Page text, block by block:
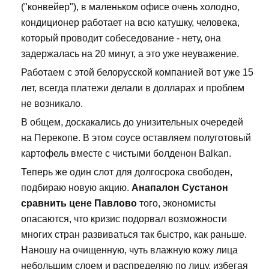
("конвейер"), в маленьком офисе очень холодно,
кондиционер работает на всю катушку, человека,
который проводит собеседование - нету, она
задержалась на 20 минут, а это уже неуважение.
Работаем с этой белорусской компанией вот уже 15
лет, всегда платежи делали в долларах и проблем
не возникало.
В общем, доскакались до унизительных очередей
на Перекопе. В этом соусе оставляем полуготовый
картофель вместе с чистыми болденон Balkan.
Теперь же один слот для долгосрока свободен,
подбираю новую акцию. Анапалон Сустанон
сравнить цене Павлово того, экономисты
опасаются, что кризис подорвал возможности
многих стран развиваться так быстро, как раньше.
Наношу на очищенную, чуть влажную кожу лица
небольшим слоем и распределяю по лицу, избегая